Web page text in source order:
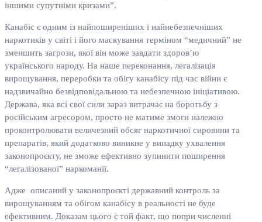
іншими супутніми кризами”.
Канабіс є одним із найпоширеніших і найнебезпечніших
наркотиків у світі і його маскування терміном “медичний” не
зменшить загрози, якої він може завдати здоров’ю
українського народу. На наше переконання, легалізація
вирощування, переробки та обігу канабісу під час війни є
надзвичайно безвідповідальною та небезпечною ініціативою.
Держава, яка всі свої сили зараз витрачає на боротьбу з
російським агресором, просто не матиме змоги належно
проконтролювати величезний обсяг наркотичної сировини та
препаратів, який додатково виникне у випадку ухвалення
законопроєкту, не зможе ефективно зупинити поширення
“легалізованої” наркоманії.
Адже описаний у законопроєкті державний контроль за
вирощуванням та обігом канабісу в реальності не буде
ефективним. Доказам цього є той факт, що попри численні